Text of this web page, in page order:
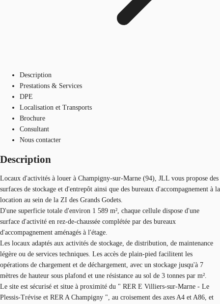
Description
Prestations & Services
DPE
Localisation et Transports
Brochure
Consultant
Nous contacter
Description
Locaux d'activités à louer à Champigny-sur-Marne (94), JLL vous propose des
surfaces de stockage et d'entrepôt ainsi que des bureaux d'accompagnement à la
location au sein de la ZI des Grands Godets.
D'une superficie totale d'environ 1 589 m², chaque cellule dispose d'une
surface d'activité en rez-de-chaussée complétée par des bureaux
d'accompagnement aménagés à l'étage.
Les locaux adaptés aux activités de stockage, de distribution, de maintenance
légère ou de services techniques. Les accès de plain-pied facilitent les
opérations de chargement et de déchargement, avec un stockage jusqu'à 7
mètres de hauteur sous plafond et une résistance au sol de 3 tonnes par m².
Le site est sécurisé et situe à proximité du " RER E Villiers-sur-Marne - Le
Plessis-Trévise et RER A Champigny ", au croisement des axes A4 et A86, et